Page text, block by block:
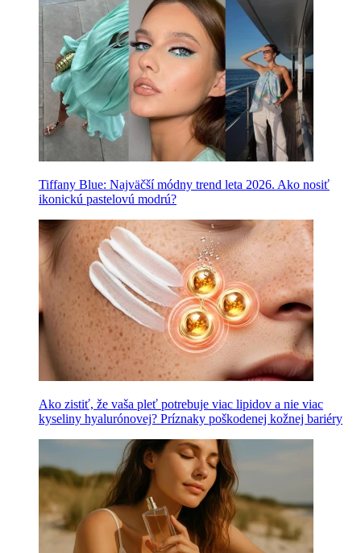
Tiffany Blue: Najväčší módny trend leta 2026. Ako nosiť
ikonickú pastelovú modrú?
Ako zistiť, že vaša pleť potrebuje viac lipidov a nie viac
kyseliny hyalurónovej? Príznaky poškodenej kožnej bariéry